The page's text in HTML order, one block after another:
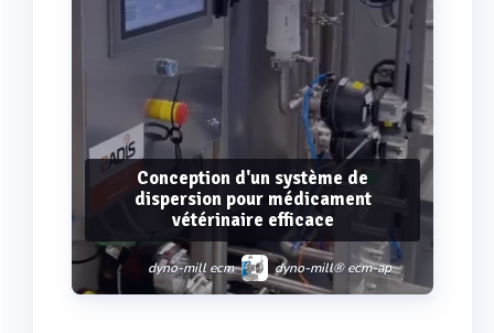
Conception d'un système de
dispersion pour médicament
vétérinaire efficace
dyno-mill ecm dyno-mill® ecm-ap